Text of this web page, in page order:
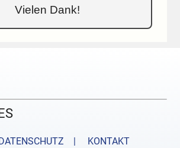
Vielen Dank!
|
KONTAKT